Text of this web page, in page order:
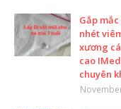
Gắp
nhét
xương
cao
chuyên